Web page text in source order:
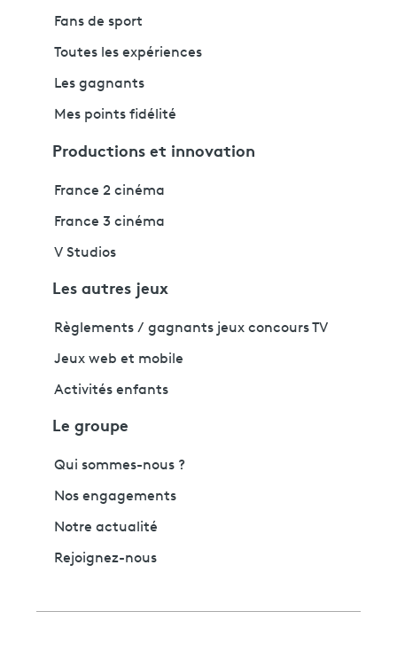
Fans de sport
Toutes les expériences
Les gagnants
Mes points fidélité
Productions et innovation
France 2 cinéma
France 3 cinéma
V Studios
Les autres jeux
Règlements / gagnants jeux concours TV
Jeux web et mobile
Activités enfants
Le groupe
Qui sommes-nous ?
Nos engagements
Notre actualité
Rejoignez-nous